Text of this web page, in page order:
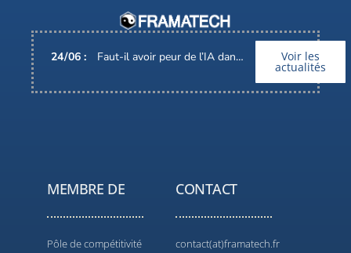
24/06 : Faut-il avoir peur de l’IA dans nos métiers ? Voir les
actualités
MEMBRE DE
Pôle de compétitivité
CONTACT
contact(at)framatech.fr